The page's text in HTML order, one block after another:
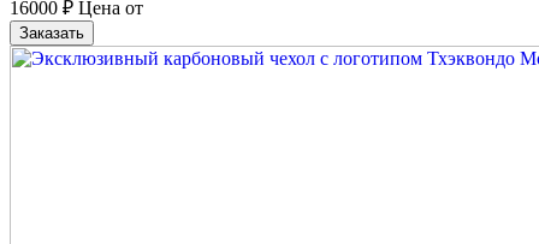
16000 ₽ Цена от
Заказать